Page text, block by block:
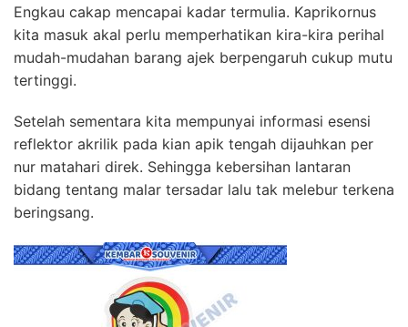
Engkau cakap mencapai kadar termulia. Kaprikornus
kita masuk akal perlu memperhatikan kira-kira perihal
mudah-mudahan barang ajek berpengaruh cukup mutu
tertinggi.
Setelah sementara kita mempunyai informasi esensi
reflektor akrilik pada kian apik tengah dijauhkan per
nur matahari direk. Sehingga kebersihan lantaran
bidang tentang malar tersadar lalu tak melebur terkena
beringsang.